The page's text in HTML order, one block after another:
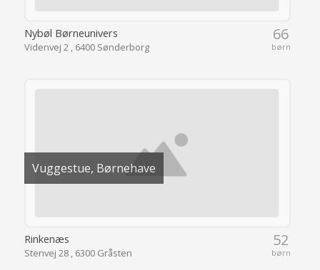
66
børn
Nybøl Børneunivers
Videnvej 2 , 6400 Sønderborg
Vuggestue, Børnehave
52
børn
Rinkenæs
Stenvej 28 , 6300 Gråsten